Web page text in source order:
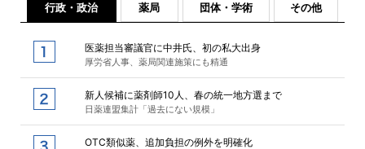
行政・政治 薬局 団体・学術 その他
医薬担当審議官に中井氏、初の私大出身
厚労省人事、薬局関連施策にも精通
新人候補に薬剤師10人、春の統一地方選まで
日薬連盟集計「過去にない規模」
OTC類似薬、追加負担の例外を明確化